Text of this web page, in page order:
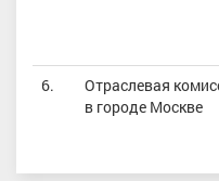
6.
Отраслевая
в городе Москве